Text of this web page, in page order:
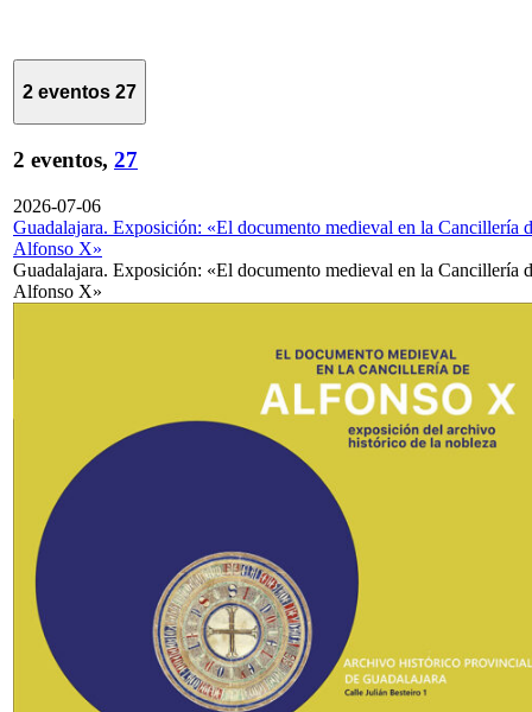
2 eventos 27
2 eventos, 27
2026-07-06
Guadalajara. Exposición: «El documento medieval en la Cancillería
Alfonso X»
Guadalajara. Exposición: «El documento medieval en la Cancillería
Alfonso X»